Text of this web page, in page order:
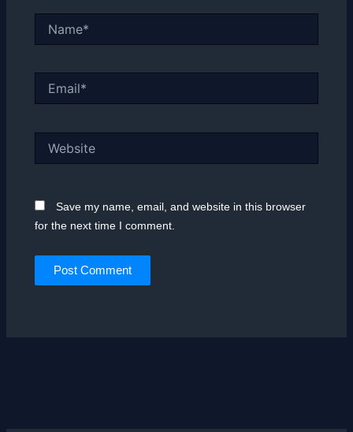
Save my name, email, and website in this browser
for the next time I comment.